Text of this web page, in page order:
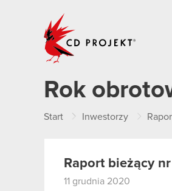
Rok
Start Inwestorzy
Raport bieżący
11 grudnia 2020